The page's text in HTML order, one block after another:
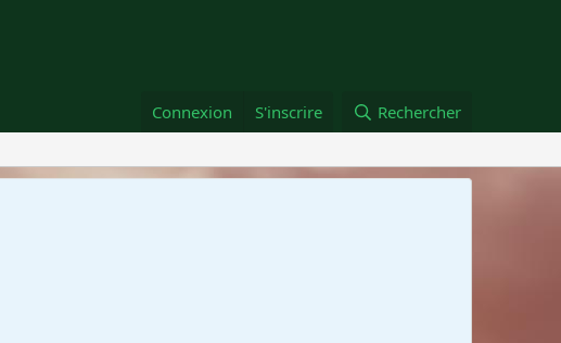
Connexion S'inscrire Rechercher